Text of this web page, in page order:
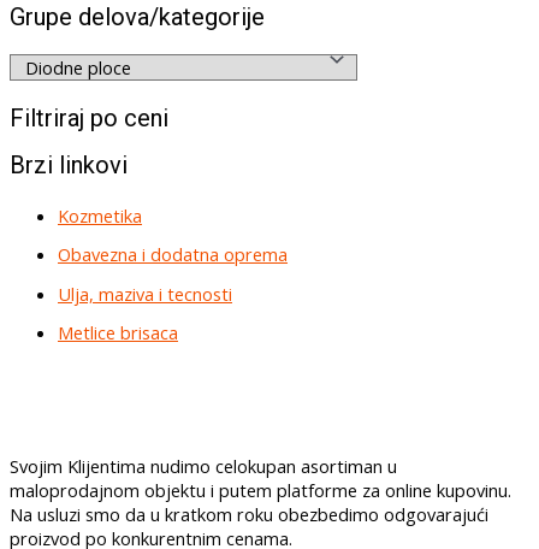
Grupe delova/kategorije
Filtriraj po ceni
Brzi linkovi
Kozmetika
Obavezna i dodatna oprema
Ulja, maziva i tecnosti
Metlice brisaca
Svojim Klijentima nudimo celokupan asortiman u
maloprodajnom objektu i putem platforme za online kupovinu.
Na usluzi smo da u kratkom roku obezbedimo odgovarajući
proizvod po konkurentnim cenama.